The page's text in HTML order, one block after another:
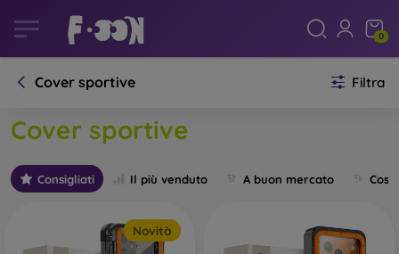
0
Cover sportive Filtra
Cover sportive
Consigliati Il più venduto A buon mercato
Novità